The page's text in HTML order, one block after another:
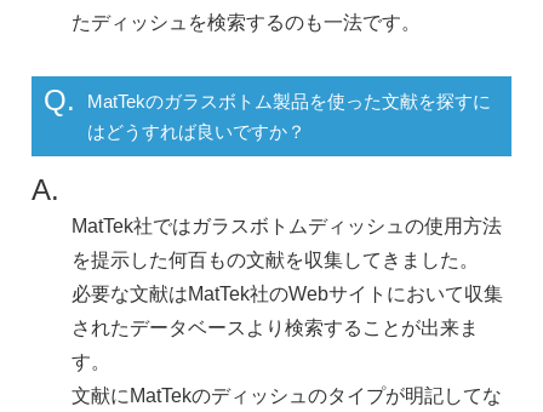
たディッシュを検索するのも一法です。
Q.
MatTekのガラスボトム製品を使った文献を探すに
はどうすれば良いですか？
A.
MatTek社ではガラスボトムディッシュの使用方法
を提示した何百もの文献を収集してきました。
必要な文献はMatTek社のWebサイトにおいて収集
されたデータベースより検索することが出来ま
す。
文献にMatTekのディッシュのタイプが明記してな